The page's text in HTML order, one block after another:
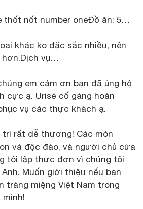
thốt nốt number oneĐồ ăn: 5…
khác ko đặc sắc nhiều, nên
hơn.Dịch vụ…
em cảm ơn bạn đã ủng hộ
cực ą. Urisẽ cố gảng hoàn
vụ các thực khách ạ.
trí rất dễ thương! Các món
và độc đáo, và người chủ cửa
tôi lập thực đơn vì chúng tôi
Muốn giới thiệu nếu bạn
tráng miệng Việt Nam trong